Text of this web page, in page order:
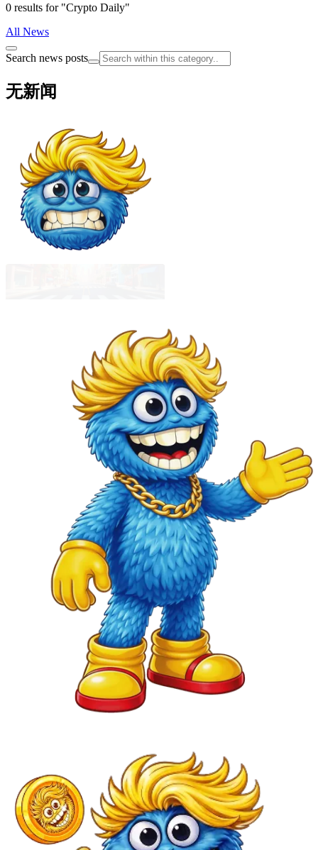
0 results for "Crypto Daily"
All News
Search news posts
无新闻